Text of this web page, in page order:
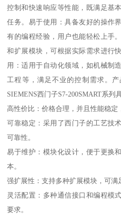
控制和快速响应等性能，既满足基
任务。易于使用：具备友好的操作
有的编程经验，用户也能轻松上手
和扩展模块，可根据实际需求进行
用：适用于自动化领域，如机械制
工程等，满足不业的控制需求。产
SIEMENS西门子S7-200SMART系列
高性价比：价格合理，并且性能稳定
可靠稳定：采用了西门子的工艺技
可靠性。
易于维护：模块化设计，便于更换
本。
强扩展性：支持多种扩展模块，可满
灵活配置：多种通信接口和编程模
要求。